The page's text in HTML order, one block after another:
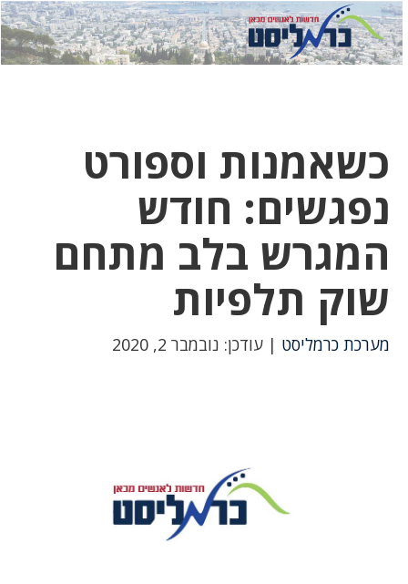
לחץ
כאן
לחץ
כדי
כשאמנות וספורט
נפגשים: חודש
המגרש בלב מתחם
שוק תלפיות
מערכת כרמליסט | עודכן: נובמבר 2, 2020